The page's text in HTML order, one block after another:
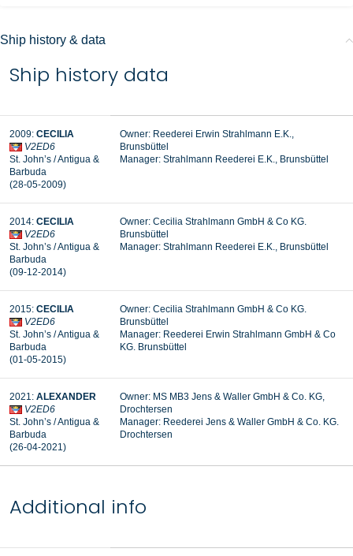
Ship history & data
Ship history data
2009: CECILIA
V2ED6
St. John’s / Antigua &
Barbuda
(28-05-2009)
Owner: Reederei Erwin Strahlmann E.K.,
Brunsbüttel
Manager: Strahlmann Reederei E.K., Brunsbüttel
2014: CECILIA
V2ED6
St. John’s / Antigua &
Barbuda
(09-12-2014)
Owner: Cecilia Strahlmann GmbH & Co KG.
Brunsbüttel
Manager: Strahlmann Reederei E.K., Brunsbüttel
2015: CECILIA
V2ED6
St. John’s / Antigua &
Barbuda
(01-05-2015)
Owner: Cecilia Strahlmann GmbH & Co KG.
Brunsbüttel
Manager: Reederei Erwin Strahlmann GmbH & Co
KG. Brunsbüttel
2021: ALEXANDER
V2ED6
St. John’s / Antigua &
Barbuda
(26-04-2021)
Owner: MS MB3 Jens & Waller GmbH & Co. KG,
Drochtersen
Manager: Reederei Jens & Waller GmbH & Co. KG.
Drochtersen
Additional info